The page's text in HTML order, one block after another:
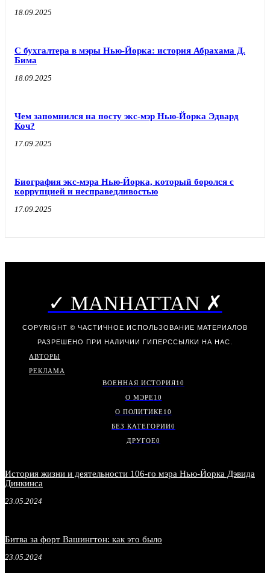
18.09.2025
С бухгалтера в мэры Нью-Йорка: история Абрахама Д.
Бима
18.09.2025
Чем запомнился на посту экс-мэр Нью-Йорка Эдвард
Коч?
17.09.2025
Биография экс-мэра Нью-Йорка, который боролся с
коррупцией и несправедливостью
17.09.2025
✓ MANHATTAN ✗
COPYRIGHT © ЧАСТИЧНОЕ ИСПОЛЬЗОВАНИЕ МАТЕРИАЛОВ
РАЗРЕШЕНО ПРИ НАЛИЧИИ ГИПЕРССЫЛКИ НА НАС.
АВТОРЫ
РЕКЛАМА
ВОЕННАЯ ИСТОРИЯ10
О МЭРЕ10
О ПОЛИТИКЕ10
БЕЗ КАТЕГОРИИ0
ДРУГОЕ0
История жизни и деятельности 106-го мэра Нью-Йорка Дэвида
Динкинса
23.05.2024
Битва за форт Вашингтон: как это было
23.05.2024